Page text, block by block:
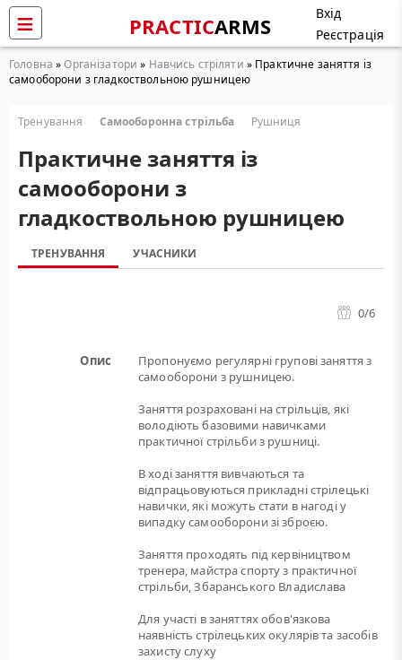
PRACTICARMS
Вхід
Реєстрація
Головна »Організатори » Навчись стріляти » Практичне заняття із
самооборони з гладкоствольною рушницею
Тренування Самооборонна стрільба Рушниця
Практичне заняття із
самооборони з
гладкоствольною рушницею
ТРЕНУВАННЯ УЧАСНИКИ
0/6
Опис
Пропонуємо регулярні групові заняття з
самооборони з рушницею.
Заняття розраховані на стрільців, які
володіють базовими навичками
практичної стрільби з рушниці.
В ході заняття вивчаються та
відпрацьовуються прикладні стрілецькі
навички, які можуть стати в нагоді у
випадку самооборони зі зброєю.
Заняття проходять під кервіництвом
тренера, майстра спорту з практичної
стрільби, Збаранського Владислава
Для участі в заняттях обов'язкова
наявність стрілецьких окулярів та засобів
захисту слуху